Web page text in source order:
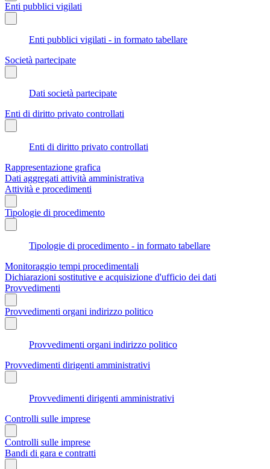
Enti pubblici vigilati
Enti pubblici vigilati - in formato tabellare
Società partecipate
Dati società partecipate
Enti di diritto privato controllati
Enti di diritto privato controllati
Rappresentazione grafica
Dati aggregati attività amministrativa
Attività e procedimenti
Tipologie di procedimento
Tipologie di procedimento - in formato tabellare
Monitoraggio tempi procedimentali
Dichiarazioni sostitutive e acquisizione d'ufficio dei dati
Provvedimenti
Provvedimenti organi indirizzo politico
Provvedimenti organi indirizzo politico
Provvedimenti dirigenti amministrativi
Provvedimenti dirigenti amministrativi
Controlli sulle imprese
Controlli sulle imprese
Bandi di gara e contratti